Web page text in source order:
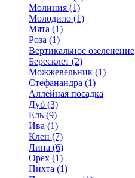
Молиния (1)
Молодило (1)
Мята (1)
Роза (1)
Вертикальное озеленение
Бересклет (2)
Можжевельник (1)
Стефанандра (1)
Аллейная посадка
Дуб (3)
Ель (9)
Ива (1)
Клен (7)
Липа (6)
Орех (1)
Пихта (1)